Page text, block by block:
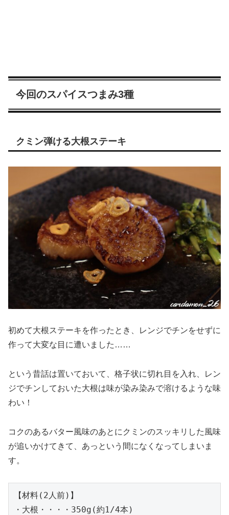
今回のスパイスつまみ3種
クミン弾ける大根ステーキ
初めて大根ステーキを作ったとき、レンジでチンをせずに
作って大変な目に遭いました……
という昔話は置いておいて、格子状に切れ目を入れ、レン
ジでチンしておいた大根は味が染み染みで溶けるような味
わい！
コクのあるバター風味のあとにクミンのスッキリした風味
が追いかけてきて、あっという間になくなってしまいま
す。
【材料(2人前)】
・大根・・・・350g(約1/4本)